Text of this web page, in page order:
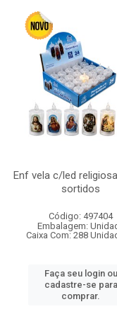
Enf vela c/led
sortidos
Código: 497404
Embalagem:
Caixa Com: 288
Faça seu login ou
cadastre-se para
comprar.